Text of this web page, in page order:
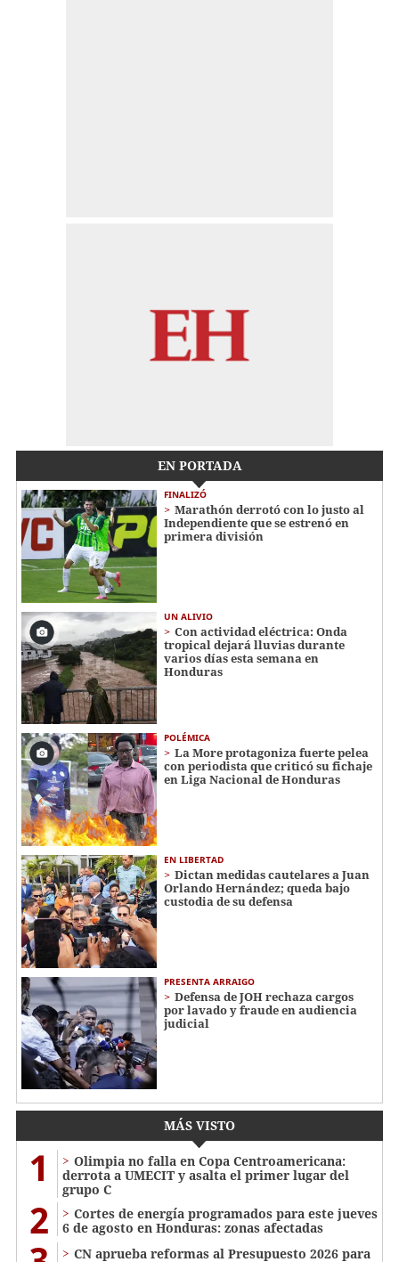
EN PORTADA
FINALIZÓ
Marathón derrotó con lo justo al
Independiente que se estrenó en
primera división
UN ALIVIO
Con actividad eléctrica: Onda
tropical dejará lluvias durante
varios días esta semana en
Honduras
POLÉMICA
La More protagoniza fuerte pelea
con periodista que criticó su fichaje
en Liga Nacional de Honduras
EN LIBERTAD
Dictan medidas cautelares a Juan
Orlando Hernández; queda bajo
custodia de su defensa
PRESENTA ARRAIGO
Defensa de JOH rechaza cargos
por lavado y fraude en audiencia
judicial
MÁS VISTO
1
Olimpia no falla en Copa Centroamericana:
derrota a UMECIT y asalta el primer lugar del
grupo C
2
Cortes de energía programados para este jueves
6 de agosto en Honduras: zonas afectadas
CN aprueba reformas al Presupuesto 2026 para